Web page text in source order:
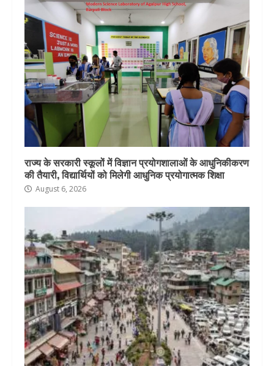
राज्य के सरकारी स्कूलों में विज्ञान प्रयोगशालाओं के आधुनिकीकरण
की तैयारी, विद्यार्थियों को मिलेगी आधुनिक प्रयोगात्मक शिक्षा
August 6, 2026